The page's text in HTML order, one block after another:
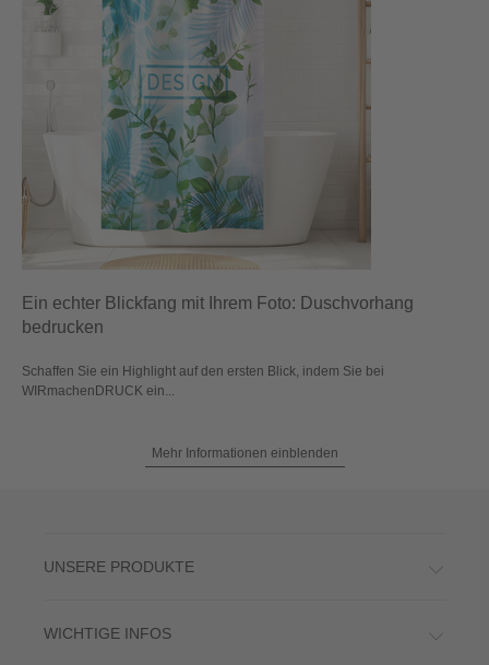
Ein echter Blickfang mit Ihrem Foto: Duschvorhang
bedrucken
Schaffen Sie ein Highlight auf den ersten Blick, indem Sie bei
WIRmachenDRUCK ein...
Mehr Informationen einblenden
UNSERE PRODUKTE
WICHTIGE INFOS